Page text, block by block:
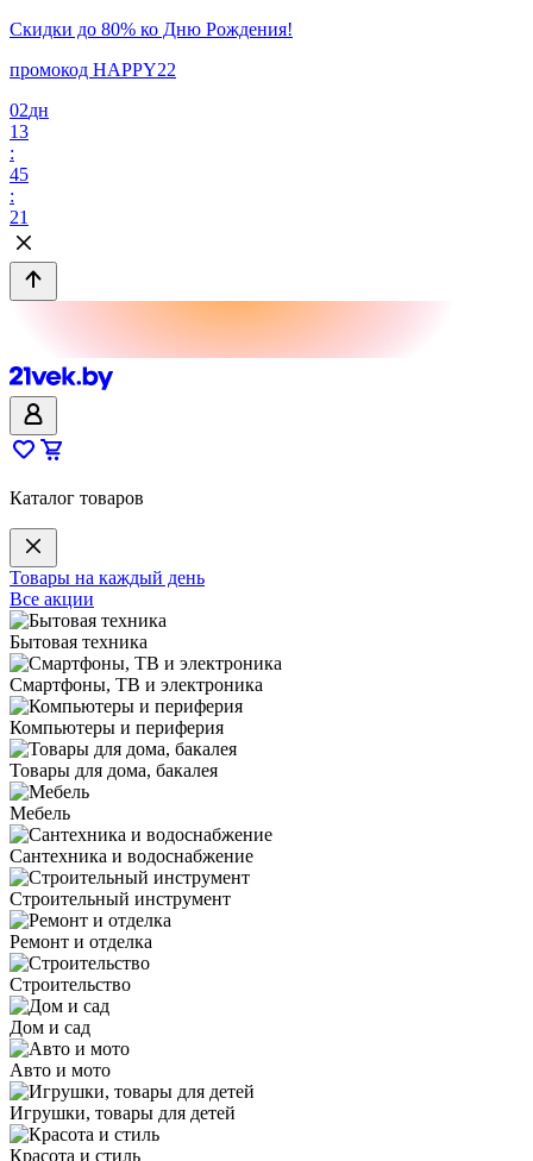
Скидки до 80% ко Дню Рождения!
промокод HAPPY22
02дн
13
:
45
:
21
Каталог товаров
Товары на каждый день
Все акции
Бытовая техника
Смартфоны, ТВ и электроника
Компьютеры и периферия
Товары для дома, бакалея
Мебель
Сантехника и водоснабжение
Строительный инструмент
Ремонт и отделка
Строительство
Дом и сад
Авто и мото
Игрушки, товары для детей
Красота и стиль